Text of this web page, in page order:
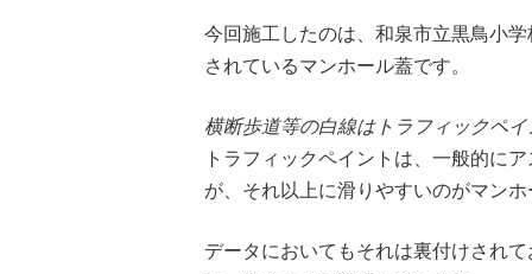
今回施工したのは、和泉市立黒鳥小
されているマンホール蓋です。
横断歩道等の白線はトラフィックペ
トラフィックペイントは、一般的に
が、それ以上に滑りやすいのがマン
データにおいてもそれは裏付けされ